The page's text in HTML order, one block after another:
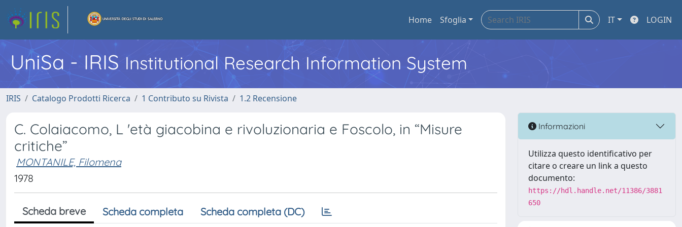
Home Sfoglia IT LOGIN
UniSa - IRIS Institutional Research Information System
IRIS Catalogo Prodotti Ricerca 1 Contributo su Rivista 1.2 Recensione
C. Colaiacomo, L 'età giacobina e rivoluzionaria e Foscolo, in “Misure
critiche”
MONTANILE, Filomena
1978
Scheda breve Scheda completa Scheda completa (DC)
Informazioni
Utilizza questo identificativo per
citare o creare un link a questo
documento:
https://hdl.handle.net/11386/3881
650